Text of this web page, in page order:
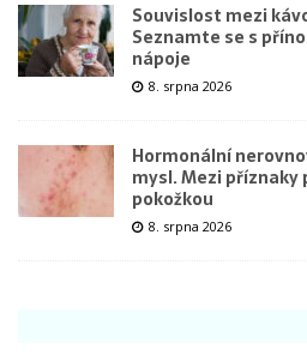
Souvislost mezi
Seznamte se s
nápoje
8. srpna 2026
Hormonální
mysl. Mezi
pokožkou
8. srpna 2026